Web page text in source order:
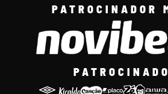
PATROCINADOR